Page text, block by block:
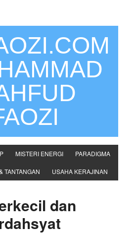
MISTERI ENERGI PARADIGMA
TANTANGAN USAHA KERAJINAN
dan